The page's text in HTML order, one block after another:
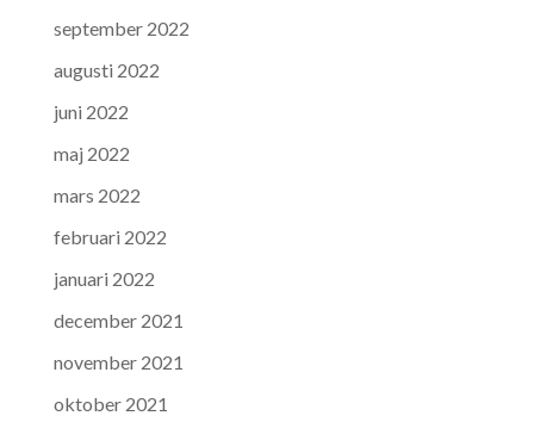
september 2022
augusti 2022
juni 2022
maj 2022
mars 2022
februari 2022
januari 2022
december 2021
november 2021
oktober 2021